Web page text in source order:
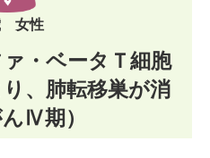
女性
・ベータＴ細胞
、肺転移巣が消
Ⅳ期）